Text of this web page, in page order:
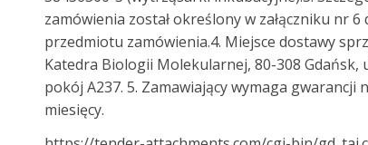
zamówienia został określony w załączniku nr 6
przedmiotu zamówienia.4. Miejsce dostawy
Katedra Biologii Molekularnej, 80-308 Gdańsk,
pokój A237. 5. Zamawiający wymaga gwarancji
miesięcy.